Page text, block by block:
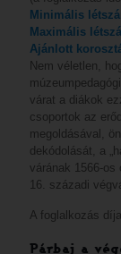
Minimális
Maximális
Ajánlott
Nem véletlen,
várat a diákok
csoportok az
megoldásával,
dekódolását, a
várának 1566-
16. századi
A foglalkozás
Párbaj a